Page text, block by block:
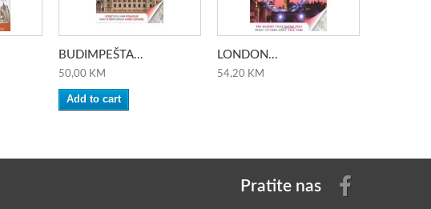
BUDIMPEŠTA...
50,00 KM
Add to cart
LONDON...
54,20 KM
Pratite nas